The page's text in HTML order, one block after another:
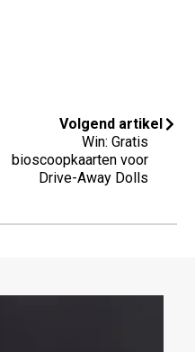
Volgend artikel
Win: Gratis
bioscoopkaarten voor
Drive-Away Dolls